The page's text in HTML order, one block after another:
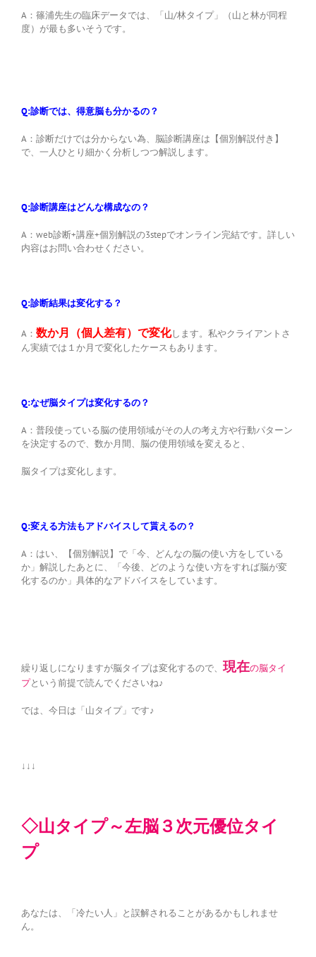
A：篠浦先生の臨床データでは、「山/林タイプ」（山と林が同程
度）が最も多いそうです。
Q:診断では、得意脳も分かるの？
A：診断だけでは分からない為、脳診断講座は【個別解説付き】
で、一人ひとり細かく分析しつつ解説します。
Q:診断講座はどんな構成なの？
A：web診断+講座+個別解説の3stepでオンライン完結です。詳しい
内容はお問い合わせください。
Q:診断結果は変化する？
A： 数か月（個人差有）で変化します。私やクライアントさ
ん実績では１か月で変化したケースもあります。
Q:なぜ脳タイプは変化するの？
A：普段使っている脳の使用領域がその人の考え方や行動パターン
を決定するので、数か月間、脳の使用領域を変えると、
脳タイプは変化します。
Q:変える方法もアドバイスして貰えるの？
A：はい、【個別解説】で「今、どんなの脳の使い方をしている
か」解説したあとに、「今後、どのような使い方をすれば脳が変
化するのか」具体的なアドバイスをしています。
繰り返しになりますが脳タイプは変化するので、 現在の脳タイ
プという前提で読んでくださいね♪
では、今日は「山タイプ」です♪
↓↓↓
◇山タイプ～左脳３次元優位タイ
プ
あなたは、「冷たい人」と誤解されることがあるかもしれませ
ん。